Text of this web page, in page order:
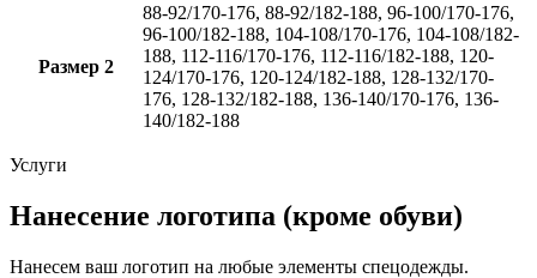
Размер 2
88-92/170-176, 88-92/182-188, 96-100/170-176,
96-100/182-188, 104-108/170-176, 104-108/182-
188, 112-116/170-176, 112-116/182-188, 120-
124/170-176, 120-124/182-188, 128-132/170-
176, 128-132/182-188, 136-140/170-176, 136-
140/182-188
Услуги
Нанесение логотипа (кроме обуви)
Нанесем ваш логотип на любые элементы спецодежды.